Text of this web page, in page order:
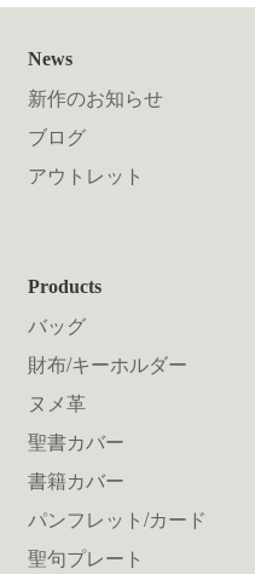
News
新作のお知らせ
ブログ
アウトレット
Products
バッグ
財布/キーホルダー
ヌメ革
聖書カバー
書籍カバー
パンフレット/カード
聖句プレート